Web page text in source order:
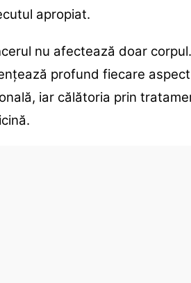
apropiat.
nu afectează doar
profund fiecare
iar călătoria prin